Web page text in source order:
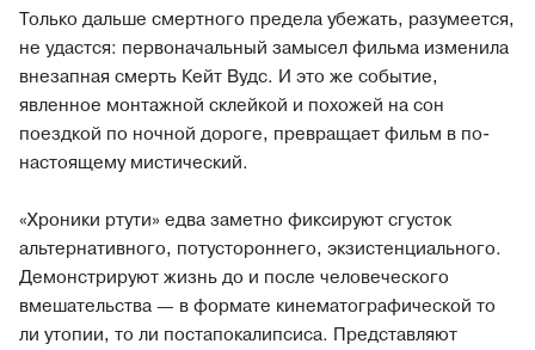
Только дальше смертного предела убежать, разумеется,
не удастся: первоначальный замысел фильма изменила
внезапная смерть Кейт Вудс. И это же событие,
явленное монтажной склейкой и похожей на сон
поездкой по ночной дороге, превращает фильм в по-
настоящему мистический.
«Хроники ртути» едва заметно фиксируют сгусток
альтернативного, потустороннего, экзистенциального.
Демонстрируют жизнь до и после человеческого
вмешательства — в формате кинематографической то
ли утопии, то ли постапокалипсиса. Представляют